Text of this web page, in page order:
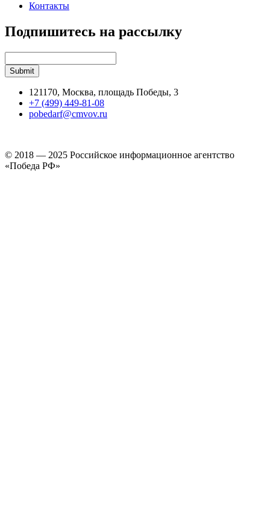
Контакты
Подпишитесь на рассылку
121170, Москва, площадь Победы, 3
+7 (499) 449-81-08
pobedarf@cmvov.ru
© 2018 — 2025 Российское информационное агентство
«Победа РФ»